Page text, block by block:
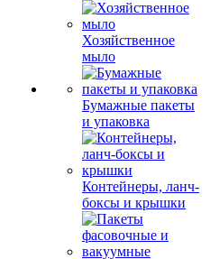
Хозяйственное
мыло
Бумажные пакеты
и упаковка
Контейнеры, ланч-
боксы и крышки